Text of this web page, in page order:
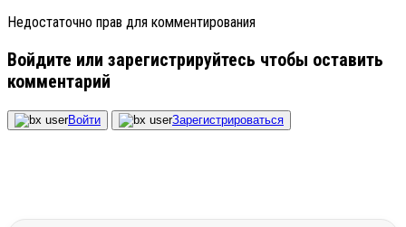
Недостаточно прав для комментирования
Войдите или зарегистрируйтесь чтобы оставить
комментарий
Войти Зарегистрироваться